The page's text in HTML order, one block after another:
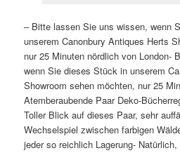
– Bitte lassen Sie uns wissen, wenn
unserem Canonbury Antiques Herts
nur 25 Minuten nördlich von London-
wenn Sie dieses Stück in unserem
Showroom sehen möchten, nur 25
Atemberaubende Paar Deko-
Toller Blick auf dieses Paar, sehr
Wechselspiel zwischen farbigen
jeder so reichlich Lagerung-